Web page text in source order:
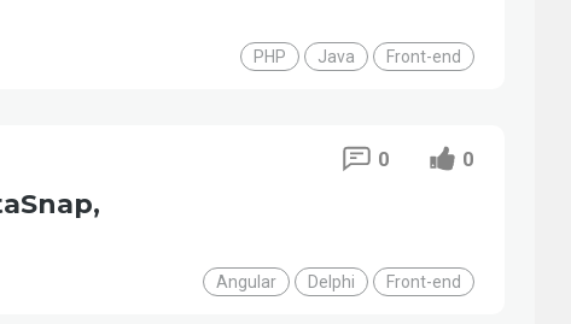
PHP Java Front-end
Angular Delphi Front-end
0 0